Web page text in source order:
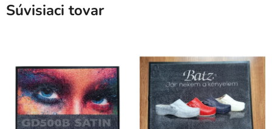
Súvisiaci tovar